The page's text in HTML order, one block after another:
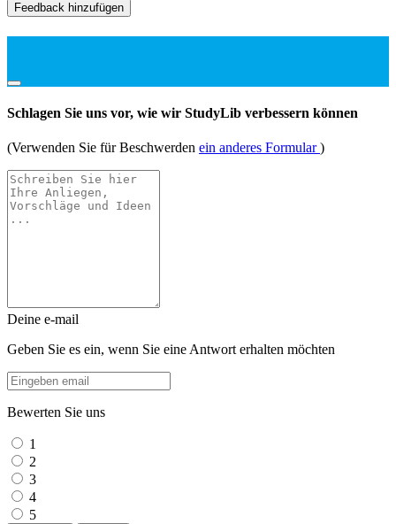
Feedback hinzufügen
Schlagen Sie uns vor, wie wir StudyLib verbessern können
(Verwenden Sie für Beschwerden ein anderes Formular)
Deine e-mail
Geben Sie es ein, wenn Sie eine Antwort erhalten möchten
Bewerten Sie uns
1
2
3
4
5